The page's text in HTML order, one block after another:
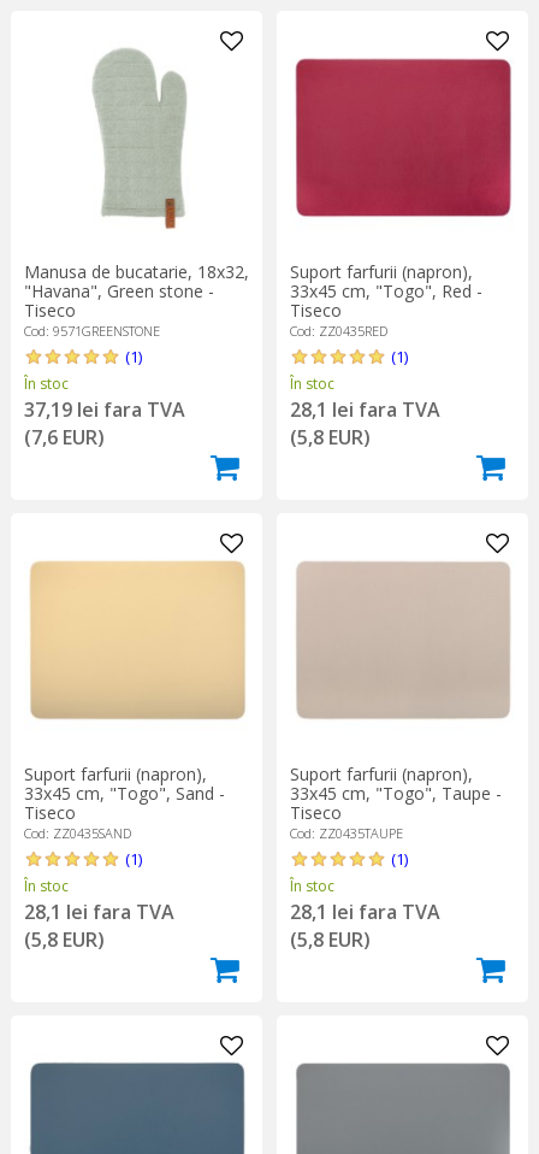
Manusa de bucatarie, 18x32,
"Havana", Green stone -
Tiseco
Cod: 9571GREENSTONE
(1)
În stoc
37,19 lei fara TVA
(7,6 EUR)
Suport farfurii (napron),
33x45 cm, "Togo", Red -
Tiseco
Cod: ZZ0435RED
(1)
În stoc
28,1 lei fara TVA
(5,8 EUR)
Suport farfurii (napron),
33x45 cm, "Togo", Sand -
Tiseco
Cod: ZZ0435SAND
(1)
În stoc
28,1 lei fara TVA
(5,8 EUR)
Suport farfurii (napron),
33x45 cm, "Togo", Taupe -
Tiseco
Cod: ZZ0435TAUPE
(1)
În stoc
28,1 lei fara TVA
(5,8 EUR)